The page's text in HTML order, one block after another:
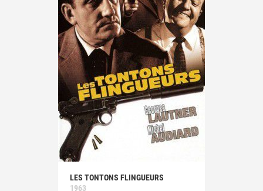
LES TONTONS FLINGUEURS
1963